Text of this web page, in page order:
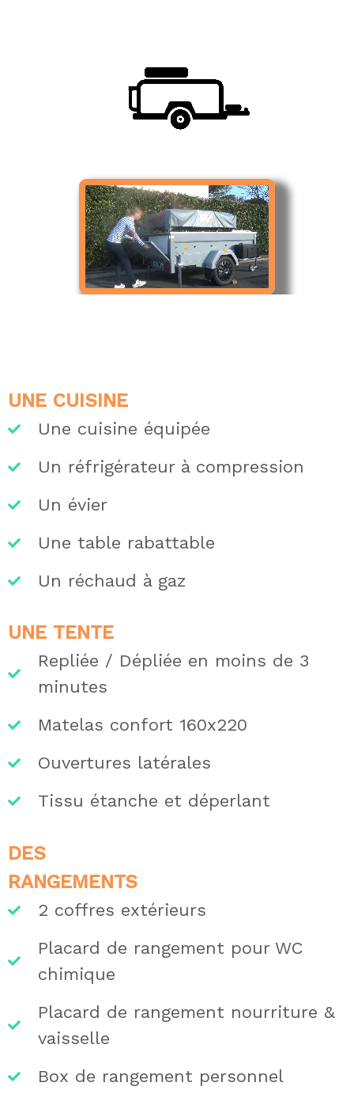
UNE CUISINE
Une cuisine équipée
Un réfrigérateur à compression
Un évier
Une table rabattable
Un réchaud à gaz
UNE TENTE
Repliée / Dépliée en moins de 3
minutes
Matelas confort 160x220
Ouvertures latérales
Tissu étanche et déperlant
DES
RANGEMENTS
2 coffres extérieurs
Placard de rangement pour WC
chimique
Placard de rangement nourriture &
vaisselle
Box de rangement personnel